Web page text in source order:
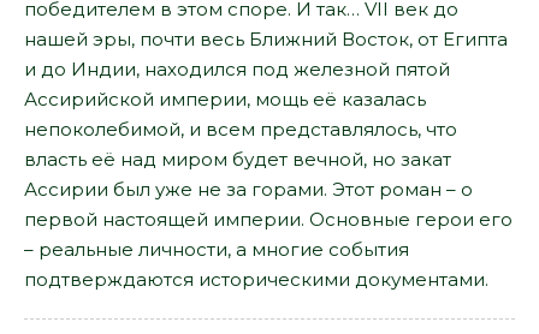
победителем в этом споре. И так… VII век до
нашей эры, почти весь Ближний Восток, от Египта
и до Индии, находился под железной пятой
Ассирийской империи, мощь её казалась
непоколебимой, и всем представлялось, что
власть её над миром будет вечной, но закат
Ассирии был уже не за горами. Этот роман – о
первой настоящей империи. Основные герои его
– реальные личности, а многие события
подтверждаются историческими документами.